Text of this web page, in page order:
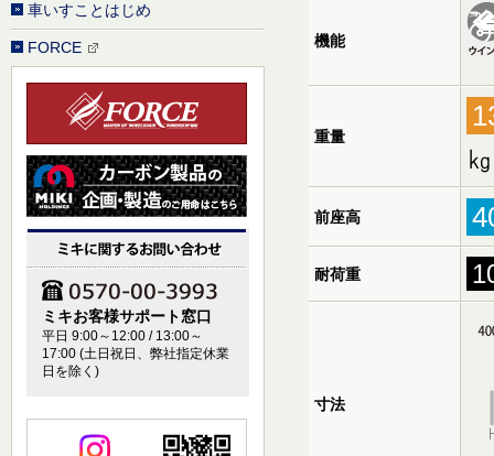
機能
重量
前座高
耐荷重
寸法
車いすことはじめ
FORCE
ミキお客様サポート窓口
平日 9:00～12:00 / 13:00～
17:00 (土日祝日、弊社指定休業
日を除く)